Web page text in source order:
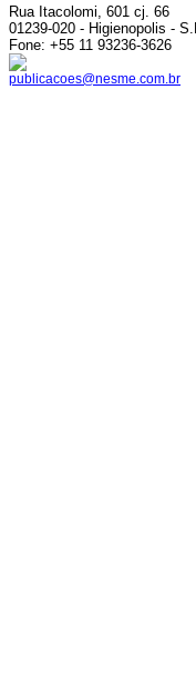
Rua Itacolomi, 601 cj. 66
01239-020 - Higienopolis -
Fone: +55 11 93236-3626
publicacoes@nesme.com.br